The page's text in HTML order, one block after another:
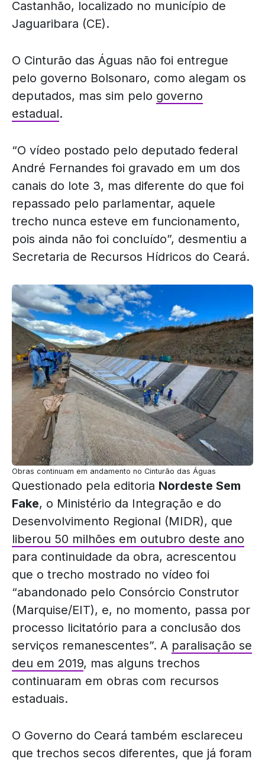
Castanhão, localizado no município de
Jaguaribara (CE).
O Cinturão das Águas não foi entregue
pelo governo Bolsonaro, como alegam os
deputados, mas sim pelo governo
estadual.
“O vídeo postado pelo deputado federal
André Fernandes foi gravado em um dos
canais do lote 3, mas diferente do que foi
repassado pelo parlamentar, aquele
trecho nunca esteve em funcionamento,
pois ainda não foi concluído”, desmentiu a
Secretaria de Recursos Hídricos do Ceará.
Obras continuam em andamento no Cinturão das Águas
Questionado pela editoria Nordeste Sem
Fake, o Ministério da Integração e do
Desenvolvimento Regional (MIDR), que
liberou 50 milhões em outubro deste ano
para continuidade da obra, acrescentou
que o trecho mostrado no vídeo foi
“abandonado pelo Consórcio Construtor
(Marquise/EIT), e, no momento, passa por
processo licitatório para a conclusão dos
serviços remanescentes”. A paralisação se
deu em 2019, mas alguns trechos
continuaram em obras com recursos
estaduais.
O Governo do Ceará também esclareceu
que trechos secos diferentes, que já foram